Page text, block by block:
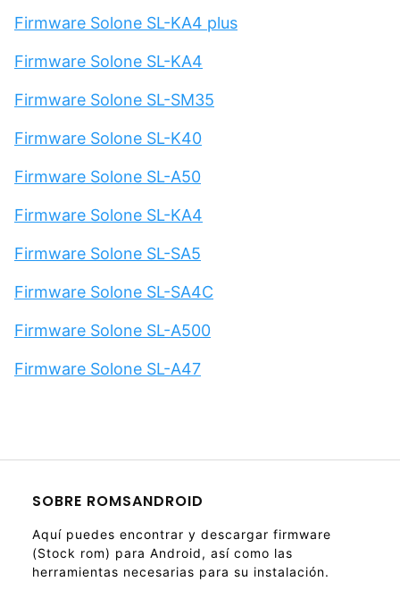
Firmware Solone SL-KA4 plus
Firmware Solone SL-KA4
Firmware Solone SL-SM35
Firmware Solone SL-K40
Firmware Solone SL-A50
Firmware Solone SL-KA4
Firmware Solone SL-SA5
Firmware Solone SL-SA4C
Firmware Solone SL-A500
Firmware Solone SL-A47
SOBRE ROMSANDROID
Aquí puedes encontrar y descargar firmware
(Stock rom) para Android, así como las
herramientas necesarias para su instalación.